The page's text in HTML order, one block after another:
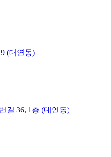
(대연동)
길 36, 1층 (대연동)